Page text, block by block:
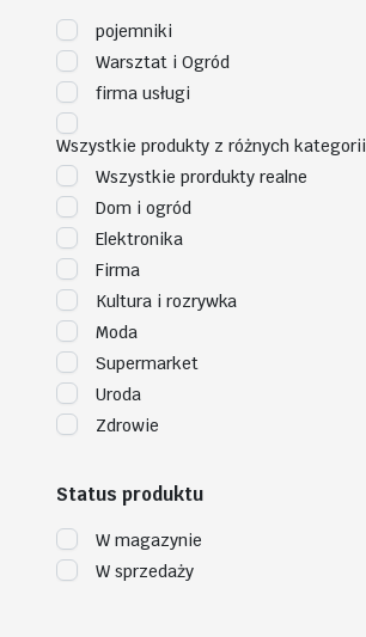
pojemniki
Warsztat i Ogród
firma usługi
Wszystkie produkty z różnych kategorii
Wszystkie prordukty realne
Dom i ogród
Elektronika
Firma
Kultura i rozrywka
Moda
Supermarket
Uroda
Zdrowie
Status produktu
W magazynie
W sprzedaży